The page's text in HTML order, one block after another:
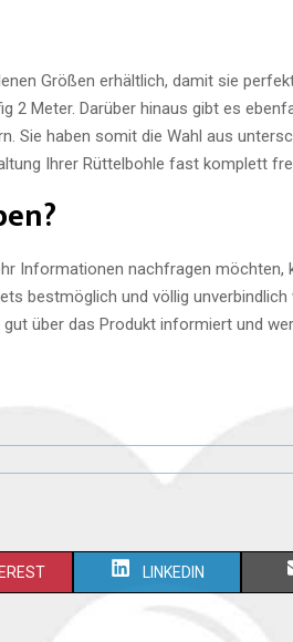
Größen erhältlich, damit sie
2 Meter. Darüber hinaus gibt es
Sie haben somit die Wahl aus
Ihrer Rüttelbohle fast komplett
Informationen nachfragen möchten,
bestmöglich und völlig unverbindlich
über das Produkt informiert und
LINKEDIN